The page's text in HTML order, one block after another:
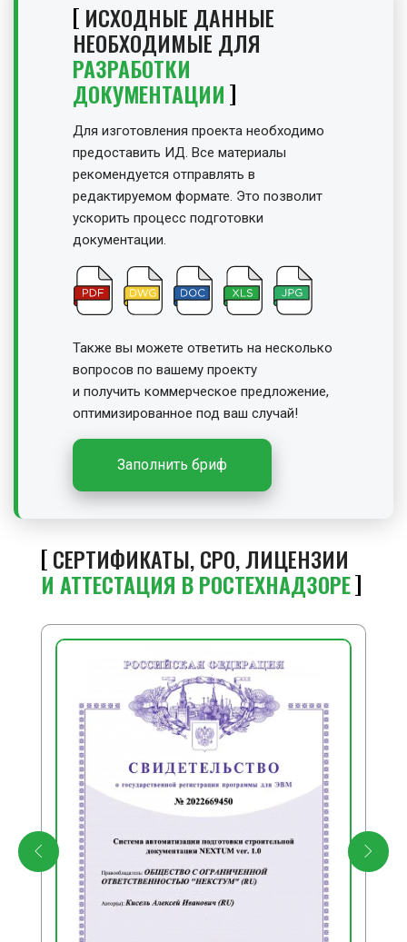
ИСХОДНЫЕ ДАННЫЕ
НЕОБХОДИМЫЕ ДЛЯ
РАЗРАБОТКИ
ДОКУМЕНТАЦИИ
Для изготовления проекта необходимо
предоставить ИД. Все материалы
рекомендуется отправлять в
редактируемом формате. Это позволит
ускорить процесс подготовки
документации.
Также вы можете ответить на несколько
вопросов по вашему проекту
и получить коммерческое предложение,
оптимизированное под ваш случай!
Заполнить бриф
СЕРТИФИКАТЫ, СРО, ЛИЦЕНЗИИ
И АТТЕСТАЦИЯ В РОСТЕХНАДЗОРЕ